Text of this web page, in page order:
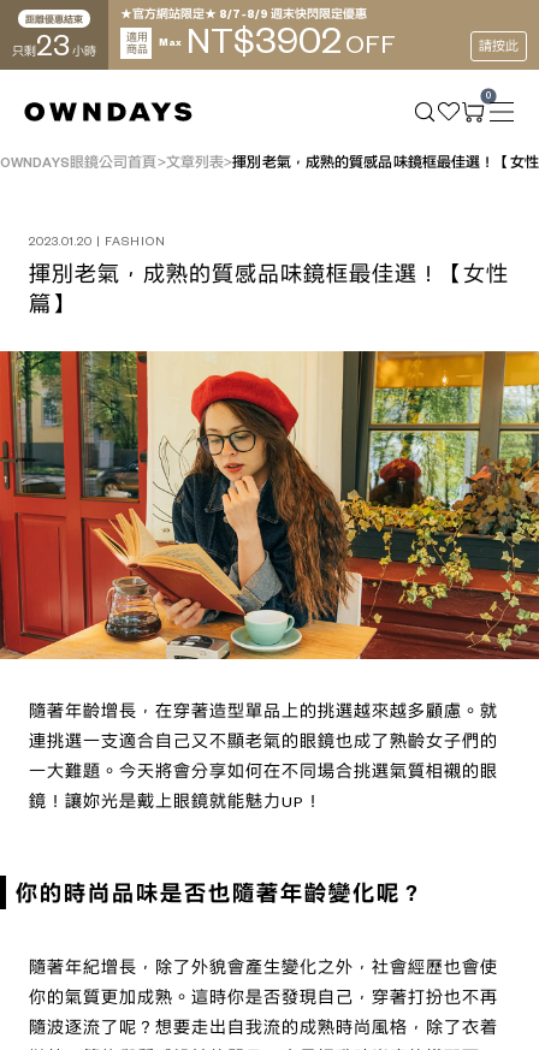
距離優惠結束
只剩 23 小時
★官方網站限定★ 8/7~8/9 週末快閃限定優惠
適用
商品
Max NT$3902 OFF 請按此
0
OWNDAYS眼鏡公司首頁 文章列表 揮別老氣，成熟的質感品味鏡框最佳選！【女
2023.01.20 | FASHION
揮別老氣，成熟的質感品味鏡框最佳選！【女性
篇】
隨著年齡增長，在穿著造型單品上的挑選越來越多顧慮。就
連挑選一支適合自己又不顯老氣的眼鏡也成了熟齡女子們的
一大難題。今天將會分享如何在不同場合挑選氣質相襯的眼
鏡！讓妳光是戴上眼鏡就能魅力UP！
你的時尚品味是否也隨著年齡變化呢？
隨著年紀增長，除了外貌會產生變化之外，社會經歷也會使
你的氣質更加成熟。這時你是否發現自己，穿著打扮也不再
隨波逐流了呢？想要走出自我流的成熟時尚風格，除了衣着